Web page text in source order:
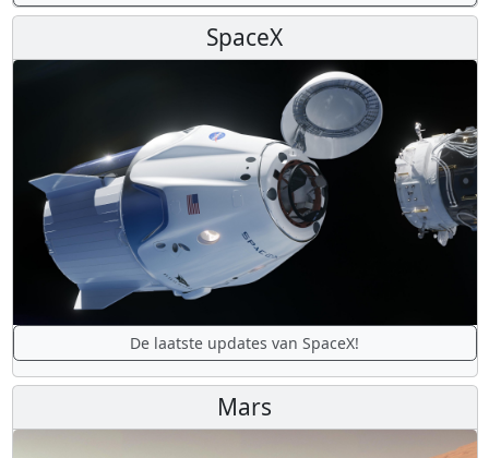
SpaceX
De laatste updates van SpaceX!
Mars